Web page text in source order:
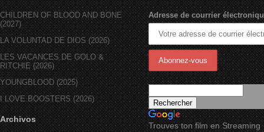
CHILDREN OF BLOOD AND BONE
(2027)
LA VOLUNTAD DE DIOS (2026)
LES VACANCES DE GOLO &
RITCHIE (2026)
YOUNGBLOOD (2025)
I LOVE BOOSTERS (2026)
Archivos
Adresse de courrier
Trouves ton film en Streaming